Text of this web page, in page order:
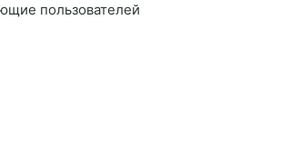
пользователей